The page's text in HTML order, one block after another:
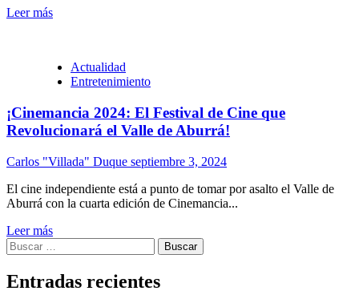
Leer más
Actualidad
Entretenimiento
¡Cinemancia 2024: El Festival de Cine que
Revolucionará el Valle de Aburrá!
Carlos "Villada" Duque septiembre 3, 2024
El cine independiente está a punto de tomar por asalto el Valle de
Aburrá con la cuarta edición de Cinemancia...
Leer más
Buscar:
Entradas recientes